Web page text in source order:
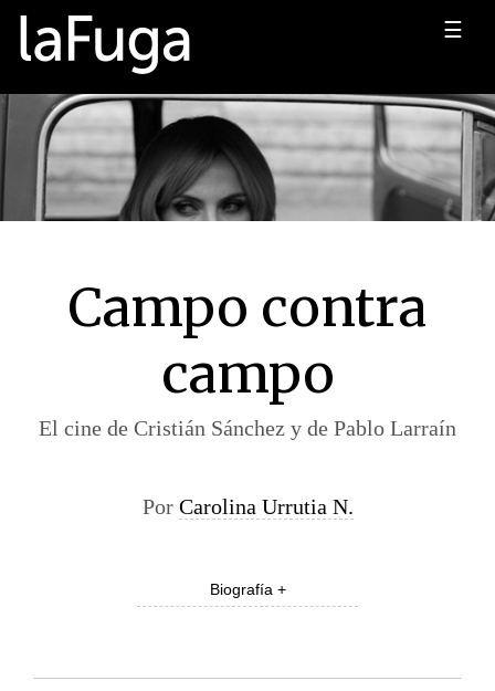
☰
Campo contra
campo
El cine de Cristián Sánchez y de Pablo Larraín
Por Carolina Urrutia N.
Biografía +